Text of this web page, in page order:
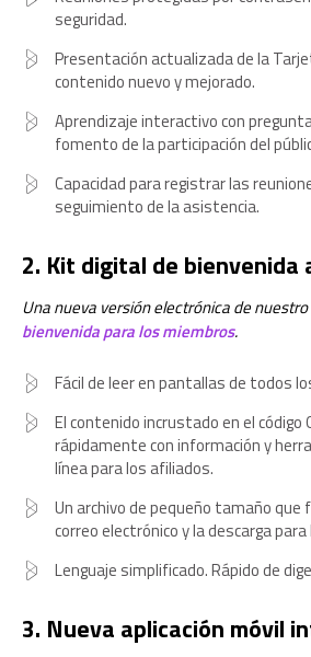
seguridad.
Presentación actualizada de la
contenido nuevo y mejorado.
Aprendizaje interactivo con
fomento de la participación del
Capacidad para registrar las
seguimiento de la asistencia.
2. Kit digital de bienvenida
Una nueva versión electrónica de nuestro
bienvenida para los miembros.
Fácil de leer en pantallas de todos
El contenido incrustado en el código
rápidamente con información y
línea para los afiliados.
Un archivo de pequeño tamaño que
correo electrónico y la descarga
Lenguaje simplificado. Rápido de
3. Nueva aplicación móvil